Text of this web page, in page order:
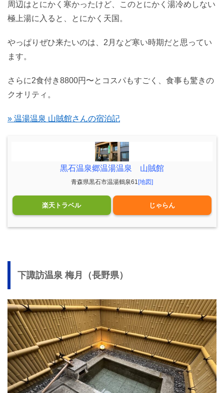
周辺はとにかく寒かったけど、このとにかく湯冷めしない
極上湯に入ると、とにかく天国。
やっぱりぜひ来たいのは、2月など寒い時期だと思ってい
ます。
さらに2食付き8800円〜とコスパもすごく、食事も驚きの
クオリティ。
» 温湯温泉 山賊館さんの宿泊記
黒石温泉郷温湯温泉 山賊館
青森県黒石市温湯鶴泉61[地図]
楽天トラベル じゃらん
下諏訪温泉 梅月（長野県）